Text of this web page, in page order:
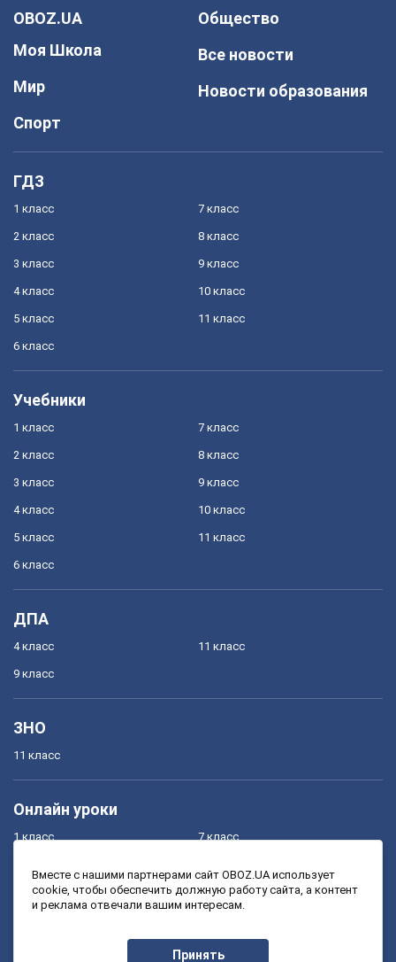
OBOZ.UA
Моя Школа
Мир
Спорт
Общество
Все новости
Новости образования
ГДЗ
1 класс
2 класс
3 класс
4 класс
5 класс
6 класс
7 класс
8 класс
9 класс
10 класс
11 класс
Учебники
1 класс
2 класс
3 класс
4 класс
5 класс
6 класс
7 класс
8 класс
9 класс
10 класс
11 класс
ДПА
4 класс
9 класс
11 класс
ЗНО
11 класс
Онлайн уроки
1 класс
3 класс
7 класс
9 класс
Вместе с нашими партнерами сайт OBOZ.UA использует
cookie, чтобы обеспечить должную работу сайта, а контент
и реклама отвечали вашим интересам.
Принять